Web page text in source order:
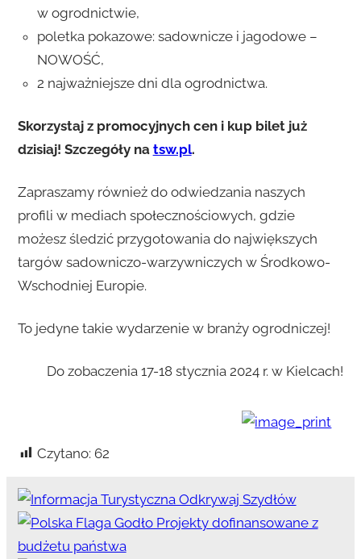
w ogrodnictwie,
poletka pokazowe: sadownicze i jagodowe –
NOWOŚĆ,
2 najważniejsze dni dla ogrodnictwa.
Skorzystaj z promocyjnych cen i kup bilet już
dzisiaj! Szczegóły na tsw.pl.
Zapraszamy również do odwiedzania naszych
profili w mediach społecznościowych, gdzie
możesz śledzić przygotowania do największych
targów sadowniczo-warzywniczych w Środkowo-
Wschodniej Europie.
To jedyne takie wydarzenie w branży ogrodniczej!
Do zobaczenia 17-18 stycznia 2024 r. w Kielcach!
Czytano: 62